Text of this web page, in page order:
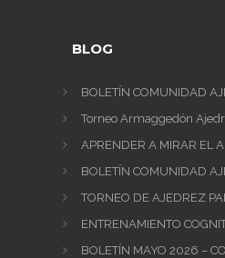
BLOG
BOLETÍN COMUNIDAD
Torneo Armaggedón
APRENDER A MIRAR EL
BOLETÍN COMUNIDAD
TORNEO DE AJEDREZ
ENTRENAMIENTO
BOLETÍN MAYO 2026 –